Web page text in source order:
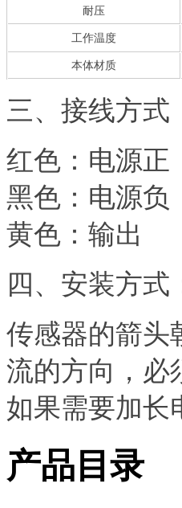
耐压
工作温度
本体材质
三、接线方式
红色：电源正
黑色：电源负
黄色：输出
四、安装方式
传感器的箭头
流的方向，必
如果需要加长
产品目录